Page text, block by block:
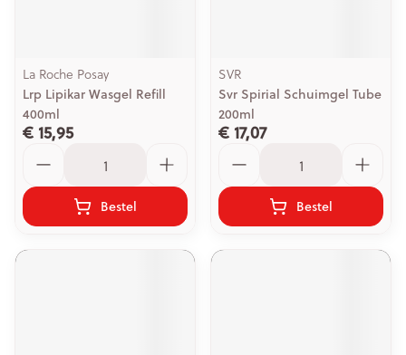
La Roche Posay
Lrp Lipikar Wasgel Refill
400ml
€ 15,95
Bestel
SVR
Svr Spirial Schuimgel Tube
200ml
€ 17,07
Bestel